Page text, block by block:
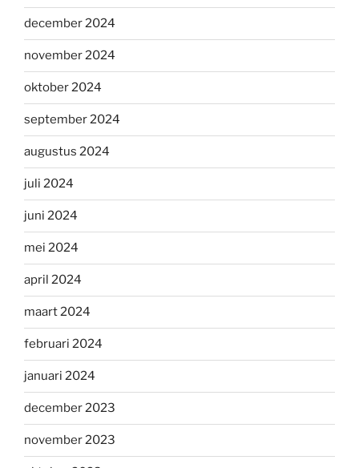
december 2024
november 2024
oktober 2024
september 2024
augustus 2024
juli 2024
juni 2024
mei 2024
april 2024
maart 2024
februari 2024
januari 2024
december 2023
november 2023